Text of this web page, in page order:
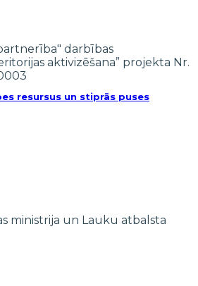
resursus un stiprās puses
darbības
aktivizēšana” projekta Nr.
ministrija un Lauku atbalsta